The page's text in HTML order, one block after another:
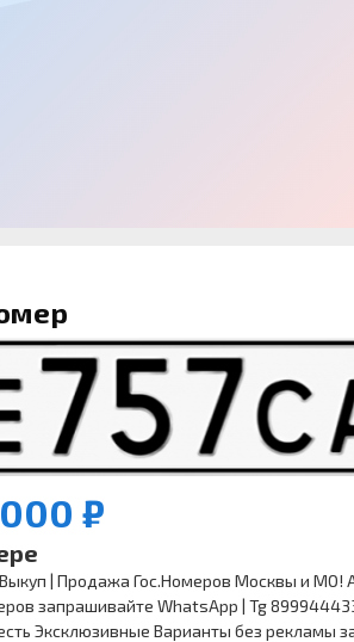
₽
| Продажа Гос.Номеров Москвы и МО!
запрашивайте WhatsApp | Tg
Эксклюзивные Варианты без рекламы